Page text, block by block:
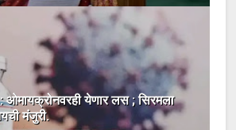
ओमायक्रोनवरही येणार लस ; सिरमला
मंजुरी.